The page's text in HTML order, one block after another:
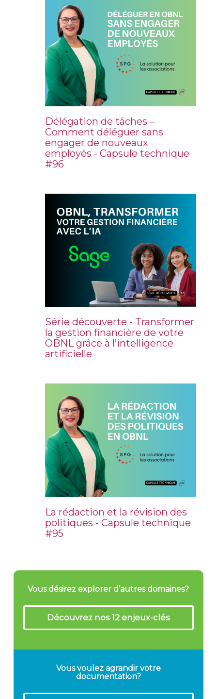
Délégation de tâches –
Comment déléguer sans
engager de nouveaux
employés - Capsule technique
#96
Série découverte - Transformer
la gestion financière de votre
OBNL grâce à l’intelligence
artificielle
La rédaction et la révision des
politiques - Capsule technique
#95
Vous désirez explorer d’autres domaines?
Découvrez nos 12 enjeux-clés
Vous voulez agrandir votre
documentation?